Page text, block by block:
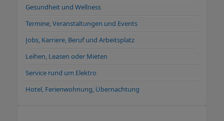
Gesundheit und Wellness
Termine, Veranstaltungen und Events
Jobs, Karriere, Beruf und Arbeitsplatz
Leihen, Leasen oder Mieten
Service rund um Elektro
Hotel, Ferienwohnung, Übernachtung